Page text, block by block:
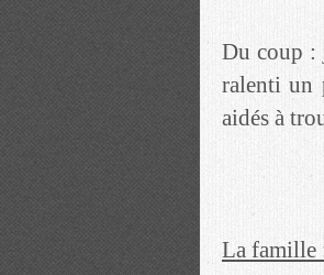
Du coup :
ralenti un
aidés à
La famille